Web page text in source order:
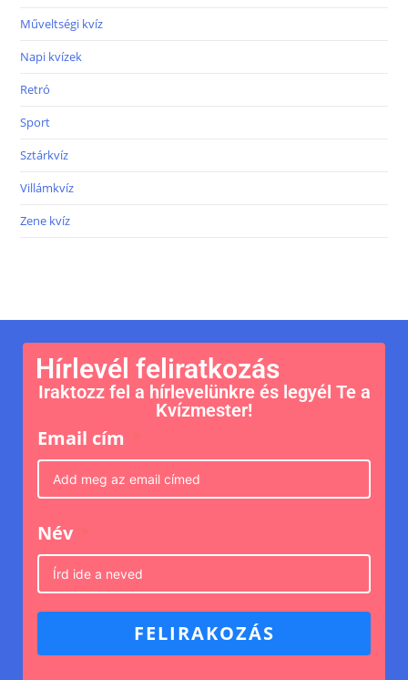
Műveltségi kvíz
Napi kvízek
Retró
Sport
Sztárkvíz
Villámkvíz
Zene kvíz
Hírlevél feliratkozás
Iraktozz fel a hírlevelünkre és legyél Te a
Kvízmester!
Email cím
Név
FELIRAKOZÁS